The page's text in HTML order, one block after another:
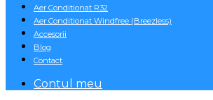
Aer Conditionat R32
Aer Conditionat Windfree (Breezless)
Accesorii
Blog
Contact
Contul meu